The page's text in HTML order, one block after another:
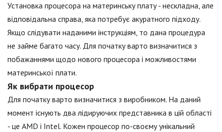
Установка процесора на материнську плату - нескладна, але
відповідальна справа, яка потребує акуратного підходу.
Якщо слідувати наданими інструкціям, то дана процедура
не займе багато часу. Для початку варто визначитися з
побажаннями щодо нового процесора і можливостями
материнської плати.
Як вибрати процесор
Для початку варто визначитися з виробником. На даний
момент існують два лідируючих представника в цій області
- це AMD і Intel. Кожен процесор по-своєму унікальний